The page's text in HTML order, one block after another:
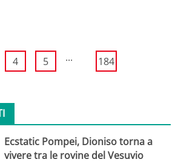
4 5 ... 184
Ecstatic Pompei, Dioniso torna a
vivere tra le rovine del Vesuvio